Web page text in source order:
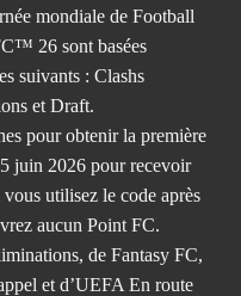
mondiale de Football
26 sont basées
suivants : Clashs
et Draft.
pour obtenir la première
juin 2026 pour recevoir
utilisez le code après
aucun Point FC.
de Fantasy FC,
et d’UEFA En route